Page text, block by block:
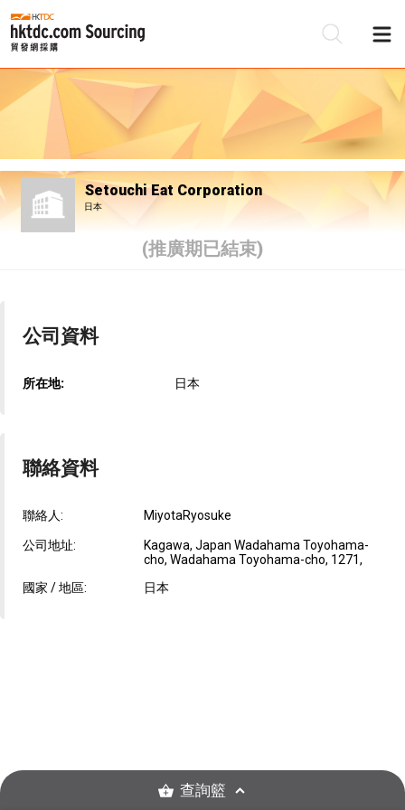
Setouchi Eat Corporation
日本
(推廣期已結束)
公司資料
所在地: 日本
聯絡資料
聯絡人: MiyotaRyosuke
公司地址:
Kagawa, Japan Wadahama Toyohama-
cho, Wadahama Toyohama-cho, 1271,
國家 / 地區:
日本
查詢籃